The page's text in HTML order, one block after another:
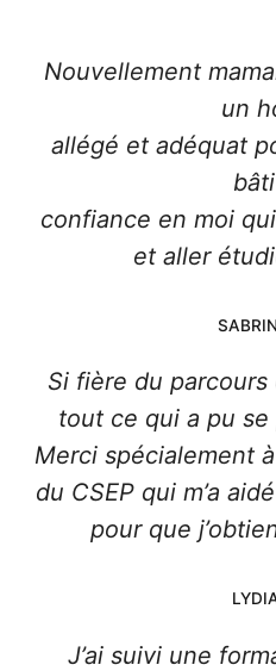
Nouvellement
un
allégé et adéquat
confiance en moi
et aller
Si fière du parcours
tout ce qui a pu se
Merci spécialement
du CSEP qui m’a
pour que
J’ai suivi une